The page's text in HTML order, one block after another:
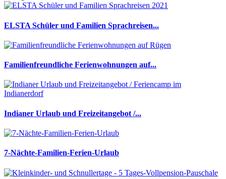
ELSTA Schüler und Familien Sprachreisen...
Familienfreundliche Ferienwohnungen auf...
Indianer Urlaub und Freizeitangebot /...
7-Nächte-Familien-Ferien-Urlaub